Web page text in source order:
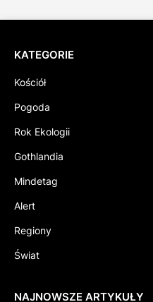
KATEGORIE
Kościół
Pogoda
Rok Ekologii
Gothlandia
Mindetag
Alert
Regiony
Świat
NAJNOWSZE ARTYKUŁY